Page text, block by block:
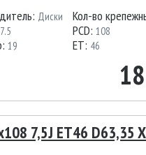
Диски
7.5
19
Кол-во
PCD: 108
ET: 46
7,5J ET46 D63,35